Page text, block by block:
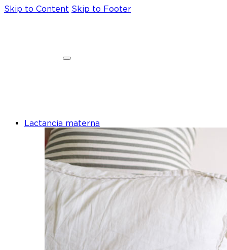
Skip to Content Skip to Footer
Lactancia materna